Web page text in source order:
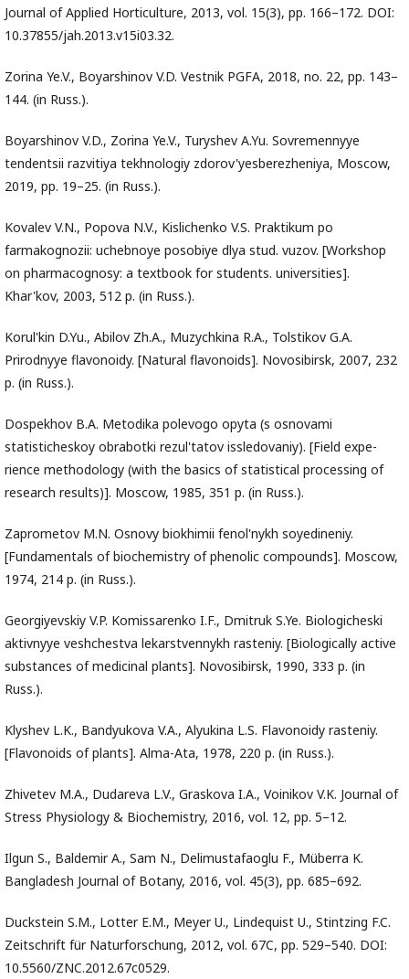
Journal of Applied Horticulture, 2013, vol. 15(3), pp. 166–172. DOI:
10.37855/jah.2013.v15i03.32.
Zorina Ye.V., Boyarshinov V.D. Vestnik PGFA, 2018, no. 22, pp. 143–
144. (in Russ.).
Boyarshinov V.D., Zorina Ye.V., Turyshev A.Yu. Sovremennyye
tendentsii razvitiya tekhnologiy zdorov'yesberezheniya, Moscow,
2019, pp. 19–25. (in Russ.).
Kovalev V.N., Popova N.V., Kislichenko V.S. Praktikum po
farmakognozii: uchebnoye posobiye dlya stud. vuzov. [Workshop
on pharmacognosy: a textbook for students. universities].
Khar'kov, 2003, 512 p. (in Russ.).
Korul'kin D.Yu., Abilov Zh.A., Muzychkina R.A., Tolstikov G.A.
Prirodnyye flavonoidy. [Natural flavonoids]. Novosibirsk, 2007, 232
p. (in Russ.).
Dospekhov B.A. Metodika polevogo opyta (s osnovami
statisticheskoy obrabotki rezul'tatov issledovaniy). [Field expe-
rience methodology (with the basics of statistical processing of
research results)]. Moscow, 1985, 351 p. (in Russ.).
Zaprometov M.N. Osnovy biokhimii fenol'nykh soyedineniy.
[Fundamentals of biochemistry of phenolic compounds]. Moscow,
1974, 214 p. (in Russ.).
Georgiyevskiy V.P. Komissarenko I.F., Dmitruk S.Ye. Biologicheski
aktivnyye veshchestva lekarstvennykh rasteniy. [Biologically active
substances of medicinal plants]. Novosibirsk, 1990, 333 p. (in
Russ.).
Klyshev L.K., Bandyukova V.A., Alyukina L.S. Flavonoidy rasteniy.
[Flavonoids of plants]. Alma-Ata, 1978, 220 p. (in Russ.).
Zhivetev M.A., Dudareva L.V., Graskova I.A., Voinikov V.K. Journal of
Stress Physiology & Biochemistry, 2016, vol. 12, pp. 5–12.
Ilgun S., Baldemir A., Sam N., Delimustafaoglu F., Müberra K.
Bangladesh Journal of Botany, 2016, vol. 45(3), pp. 685–692.
Duckstein S.M., Lotter E.M., Meyer U., Lindequist U., Stintzing F.C.
Zeitschrift für Naturforschung, 2012, vol. 67C, pр. 529–540. DOI:
10.5560/ZNC.2012.67c0529.